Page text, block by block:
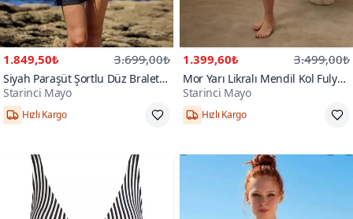
1.849,50₺ 3.699,00₺
Siyah Paraşüt Şortlu Düz Bralet
Üst Bikini Takım
Starinci Mayo
Hızlı Kargo
1.399,60₺ 3.499,00₺
Mor Yarı Likralı Mendil Kol Fulya
Yaprak Desenli Mayo
Starinci Mayo
Hızlı Kargo